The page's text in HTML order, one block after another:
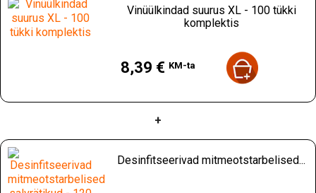
Vinüülkindad suurus XL - 100 tükki
komplektis
8,39 € KM-ta
+
Desinfitseerivad mitmeotstarbelised...